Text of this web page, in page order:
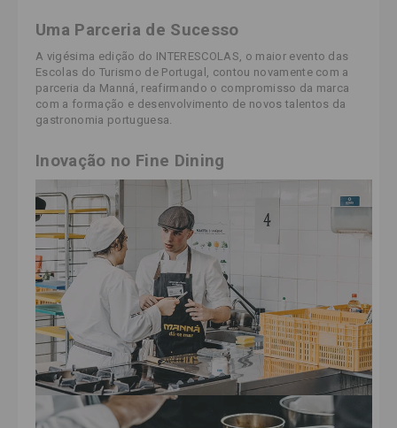
Uma Parceria de Sucesso
A vigésima edição do INTERESCOLAS, o maior evento das
Escolas do Turismo de Portugal, contou novamente com a
parceria da Manná, reafirmando o compromisso da marca
com a formação e desenvolvimento de novos talentos da
gastronomia portuguesa.
Inovação no Fine Dining